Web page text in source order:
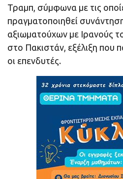
Τραμπ, σύμφωνα με τις
πραγματοποιηθεί
αξιωματούχων με Ιρανούς
στο Πακιστάν, εξέλιξη που
οι επενδυτές.